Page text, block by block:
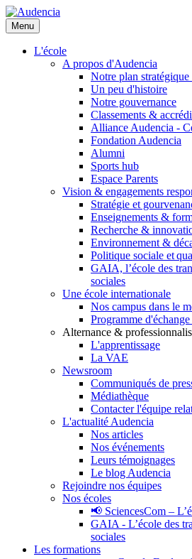
Aller
au
contenu
principal
Menu
L'école
A propos d'Audencia
Notre plan
Un peu d'histoire
Notre gouvernance
Classements &
Alliance Audencia -
Fondation Audencia
Alumni
Sports hub
Espace Parents
Vision & engagements
Stratégie et
Enseignements &
Recherche &
Environnement &
Politique sociale et
GAIA, l’école des
sociales
Une école internationale
Nos campus dans le
Programme
Alternance &
L'apprentissage
La VAE
Newsroom
Communiqués de
Médiathèque
Contacter l'équipe
L'actualité Audencia
Nos articles
Nos événements
Leurs témoignages
Le blog Audencia
Rejoindre nos équipes
Nos écoles
📢 SciencesCom –
GAIA - L’école des
sociales
Les formations